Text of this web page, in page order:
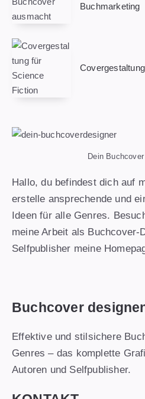
Buchmarketing
Dein
Hallo, du befindest dich auf
erstelle ansprechende und
Ideen für alle Genres.
meine Arbeit als Buchcover-
Selfpublisher meine
Buchcover
Effektive und stilsichere
Genres – das komplette
Autoren und Selfpublisher.